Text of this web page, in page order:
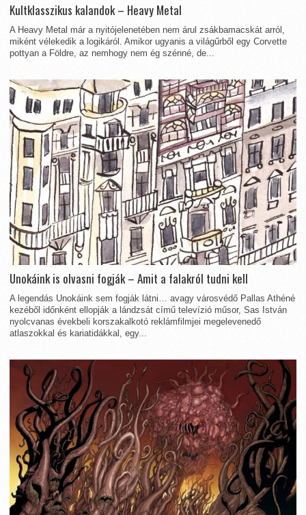
Kultklasszikus kalandok – Heavy Metal
A Heavy Metal már a nyitójelenetében nem árul zsákbamacskát arról,
miként vélekedik a logikáról. Amikor ugyanis a világűrből egy Corvette
pottyan a Földre, az nemhogy nem ég szénné, de...
Unokáink is olvasni fogják – Amit a falakról tudni kell
A legendás Unokáink sem fogják látni… avagy városvédő Pallas Athéné
kezéből időnként ellopják a lándzsát című televízió műsor, Sas István
nyolcvanas évekbeli korszakalkotó reklámfilmjei megelevenedő
atlaszokkal és kariatidákkal, egy...